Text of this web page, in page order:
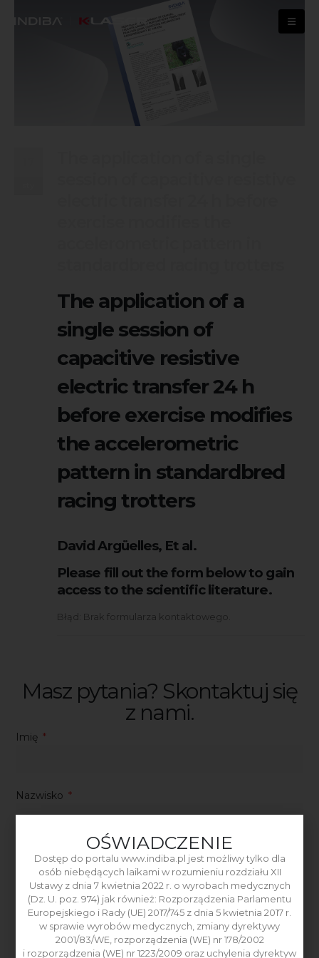
The application of a
single session of
capacitive resistive
electric transfer 24 h
before exercise modifies
the accelerometric
pattern in standardbred
racing trotters
David Argüelles, Et al.
Please fill out the form below to gain
access to the scientific literature.
Błąd: Brak formularza kontaktowego.
Masz pytania? Skontaktuj się
z nami.
Imię
Nazwisko
Nazwa Firmy
Numer NIP
OŚWIADCZENIE
Dostęp do portalu www.indiba.pl jest możliwy tylko dla
osób niebędących laikami w rozumieniu rozdziału XII
Ustawy z dnia 7 kwietnia 2022 r. o wyrobach medycznych
(Dz. U. poz. 974) jak również: Rozporządzenia Parlamentu
Europejskiego i Rady (UE) 2017/745 z dnia 5 kwietnia 2017 r.
w sprawie wyrobów medycznych, zmiany dyrektywy
2001/83/WE, rozporządzenia (WE) nr 178/2002
i rozporządzenia (WE) nr 1223/2009 oraz uchylenia dyrektyw